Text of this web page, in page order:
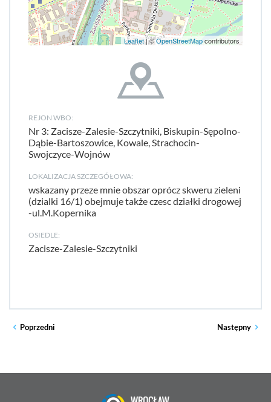
Leaflet| ©OpenStreetMapcontributors
REJON WBO:
Nr 3: Zacisze-Zalesie-Szczytniki, Biskupin-Sępolno-
Dąbie-Bartoszowice, Kowale, Strachocin-
Swojczyce-Wojnów
LOKALIZACJA SZCZEGÓŁOWA:
wskazany przeze mnie obszar oprócz skweru zieleni
(dzialki 16/1) obejmuje także czesc działki drogowej
-ul.M.Kopernika
OSIEDLE:
Zacisze-Zalesie-Szczytniki
Poprzedni Następny